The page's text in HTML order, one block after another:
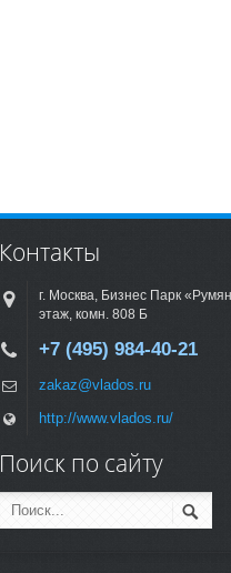
Контакты
г. Москва, Бизнес Парк
этаж, комн. 808 Б
+7 (495) 984-40-21
zakaz@vlados.ru
http://www.vlados.ru/
Поиск по сайту